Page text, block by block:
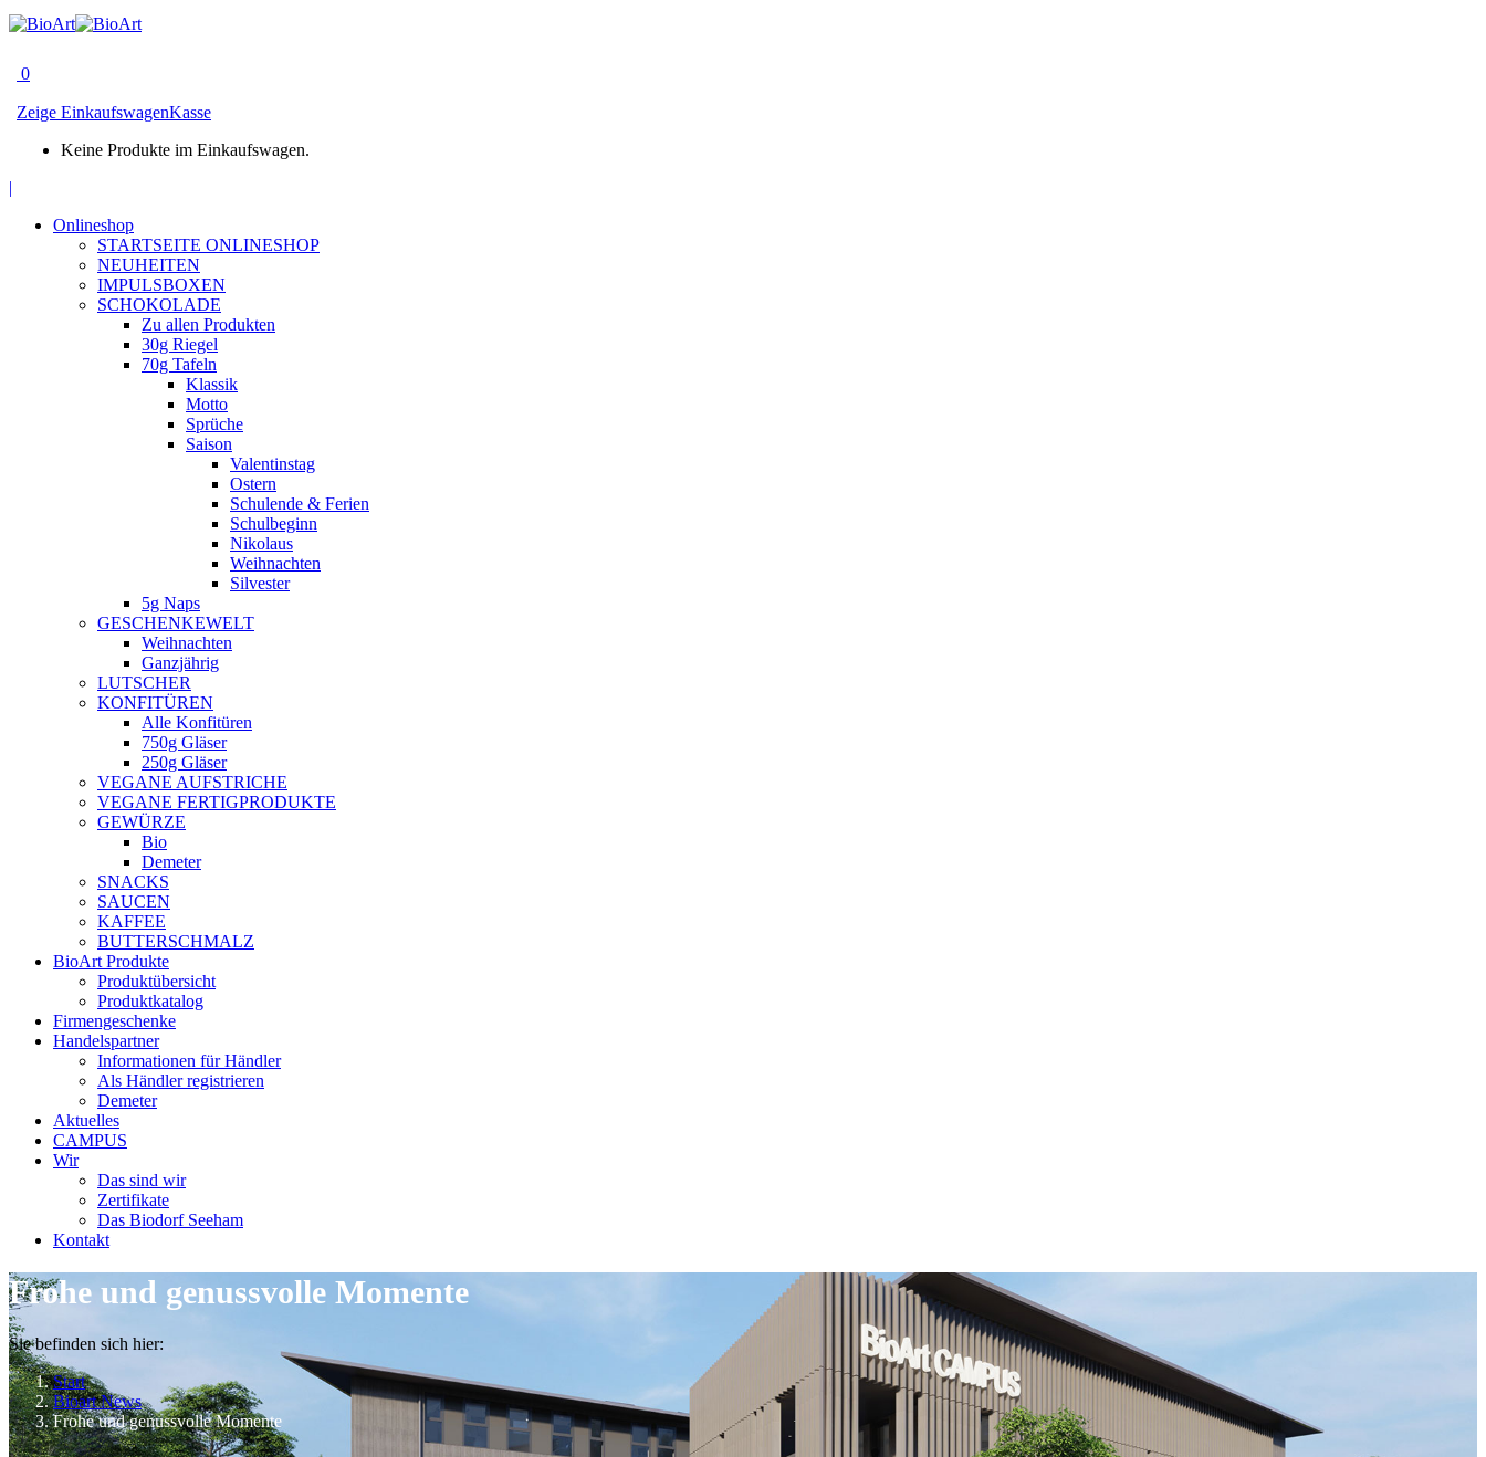
0
Zeige EinkaufswagenKasse
Keine Produkte im Einkaufswagen.
opens
|
Onlineshop
STARTSEITE ONLINESHOP
NEUHEITEN
IMPULSBOXEN
SCHOKOLADE
Zu allen Produkten
30g Riegel
70g Tafeln
Klassik
Motto
Sprüche
Saison
Valentinstag
Ostern
Schulende & Ferien
Schulbeginn
Nikolaus
Weihnachten
Silvester
5g Naps
GESCHENKEWELT
Weihnachten
Ganzjährig
LUTSCHER
KONFITÜREN
Alle Konfitüren
750g Gläser
250g Gläser
VEGANE AUFSTRICHE
VEGANE FERTIGPRODUKTE
GEWÜRZE
Bio
Demeter
SNACKS
SAUCEN
KAFFEE
BUTTERSCHMALZ
BioArt Produkte
Produktübersicht
Produktkatalog
Firmengeschenke
Handelspartner
Informationen für Händler
Als Händler registrieren
Demeter
Aktuelles
CAMPUS
Wir
Das sind wir
Zertifikate
Das Biodorf Seeham
Kontakt
Frohe und genussvolle Momente
Sie befinden sich hier:
Start
Bioart News
Frohe und genussvolle Momente